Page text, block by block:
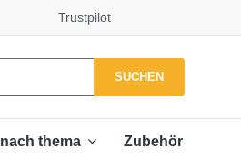
Trustpilot
SUCHEN
thema Zubehör